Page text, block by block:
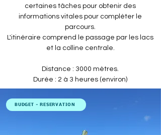
certaines tâches pour obtenir des
informations vitales pour compléter le
parcours.
L'itinéraire comprend le passage par les lacs
et la colline centrale.
Distance : 3000 mètres.
Durée : 2 à 3 heures (environ)
BUDGET - RÉSERVATION